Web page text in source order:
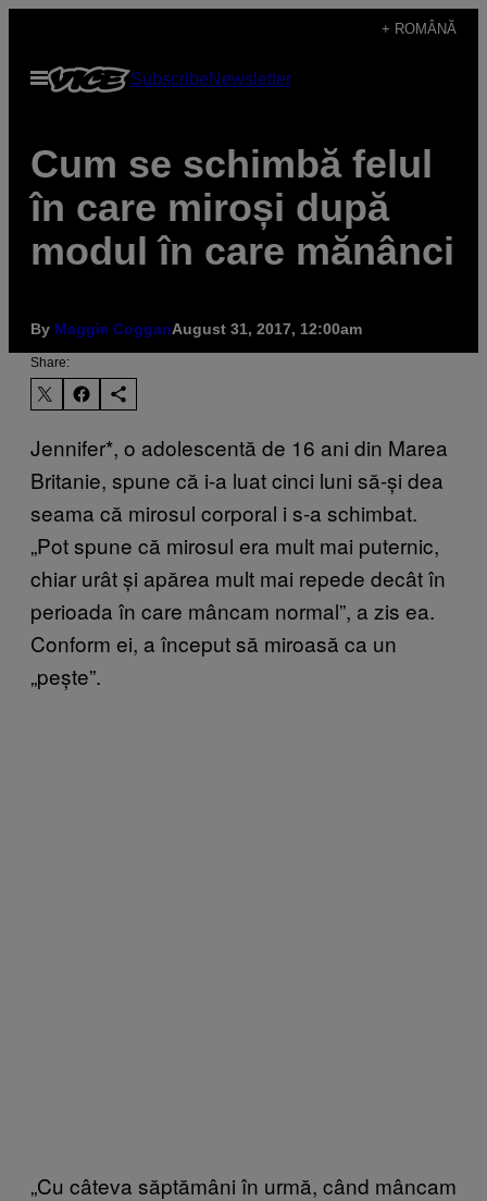
content
+ ROMÂNĂ
Open
Menu
SubscribeNewsletter
Cum se schimbă felul
în care miroși după
modul în care mănânci
By Maggie CogganAugust 31, 2017, 12:00am
Share:
Jennifer*, o adolescentă de 16 ani din Marea
Britanie, spune că i-a luat cinci luni să-și dea
seama că mirosul corporal i s-a schimbat.
„Pot spune că mirosul era mult mai puternic,
chiar urât și apărea mult mai repede decât în
perioada în care mâncam normal”, a zis ea.
Conform ei, a început să miroasă ca un
„pește”.
„Cu câteva săptămâni în urmă, când mâncam